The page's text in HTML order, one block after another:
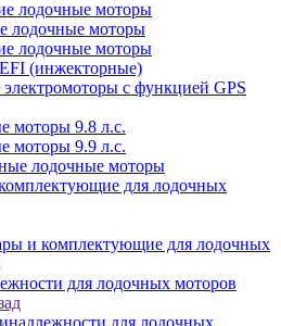
лодочные моторы
лодочные моторы
лодочные моторы
(инжекторные)
с функцией GPS
моторы 9.8 л.с.
моторы 9.9 л.с.
лодочные моторы
для лодочных
и комплектующие для лодочных
для лодочных моторов
для лодочных